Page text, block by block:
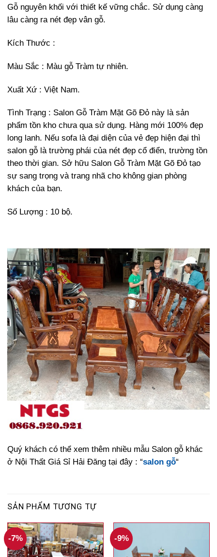
Gỗ nguyên khối với thiết kế vững chắc. Sử dụng càng
lâu càng ra nét đẹp vân gỗ.
Kích Thước :
Màu Sắc : Màu gỗ Tràm tự nhiên.
Xuất Xứ : Việt Nam.
Tình Trạng : Salon Gỗ Tràm Mặt Gõ Đỏ này là sản
phẩm tồn kho chưa qua sử dụng. Hàng mới 100% đẹp
long lanh. Nếu sofa là đại diện của vẻ đẹp hiện đại thì
salon gỗ là trường phái của nét đẹp cổ điển, trường tồn
theo thời gian. Sở hữu Salon Gỗ Tràm Mặt Gõ Đỏ tạo
sự sang trọng và trang nhã cho không gian phòng
khách của bạn.
Số Lượng : 10 bộ.
Quý khách có thể xem thêm nhiều mẫu Salon gỗ khác
ở Nội Thất Giá Sỉ Hải Đăng tại đây : “salon gỗ“
SẢN PHẨM TƯƠNG TỰ
-7% -9%